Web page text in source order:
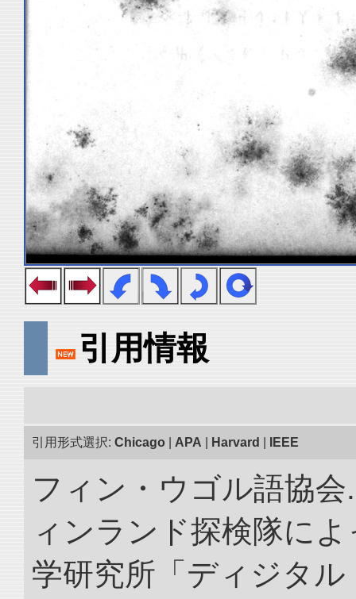
引用情報
引用形式選択: Chicago APA Harvard IEEE
フィン・ウゴル語協
ィンランド探検隊に
学研究所「ディジタ